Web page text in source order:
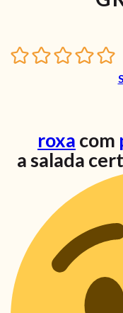
roxa com
a salada